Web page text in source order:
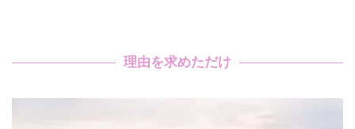
理由を求めただけ